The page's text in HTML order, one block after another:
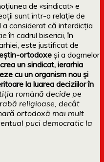
de «sindicat» e
sunt într-o relație de
a considerat că interdicția
în cadrul bisericii, în
este justificat de
ortodoxe și a dogmelor
un sindicat, ierarhia
cu un organism nou și
la luarea deciziilor în
română decide pe
religioase, decât
ortodoxă mai mult
puci democratic la